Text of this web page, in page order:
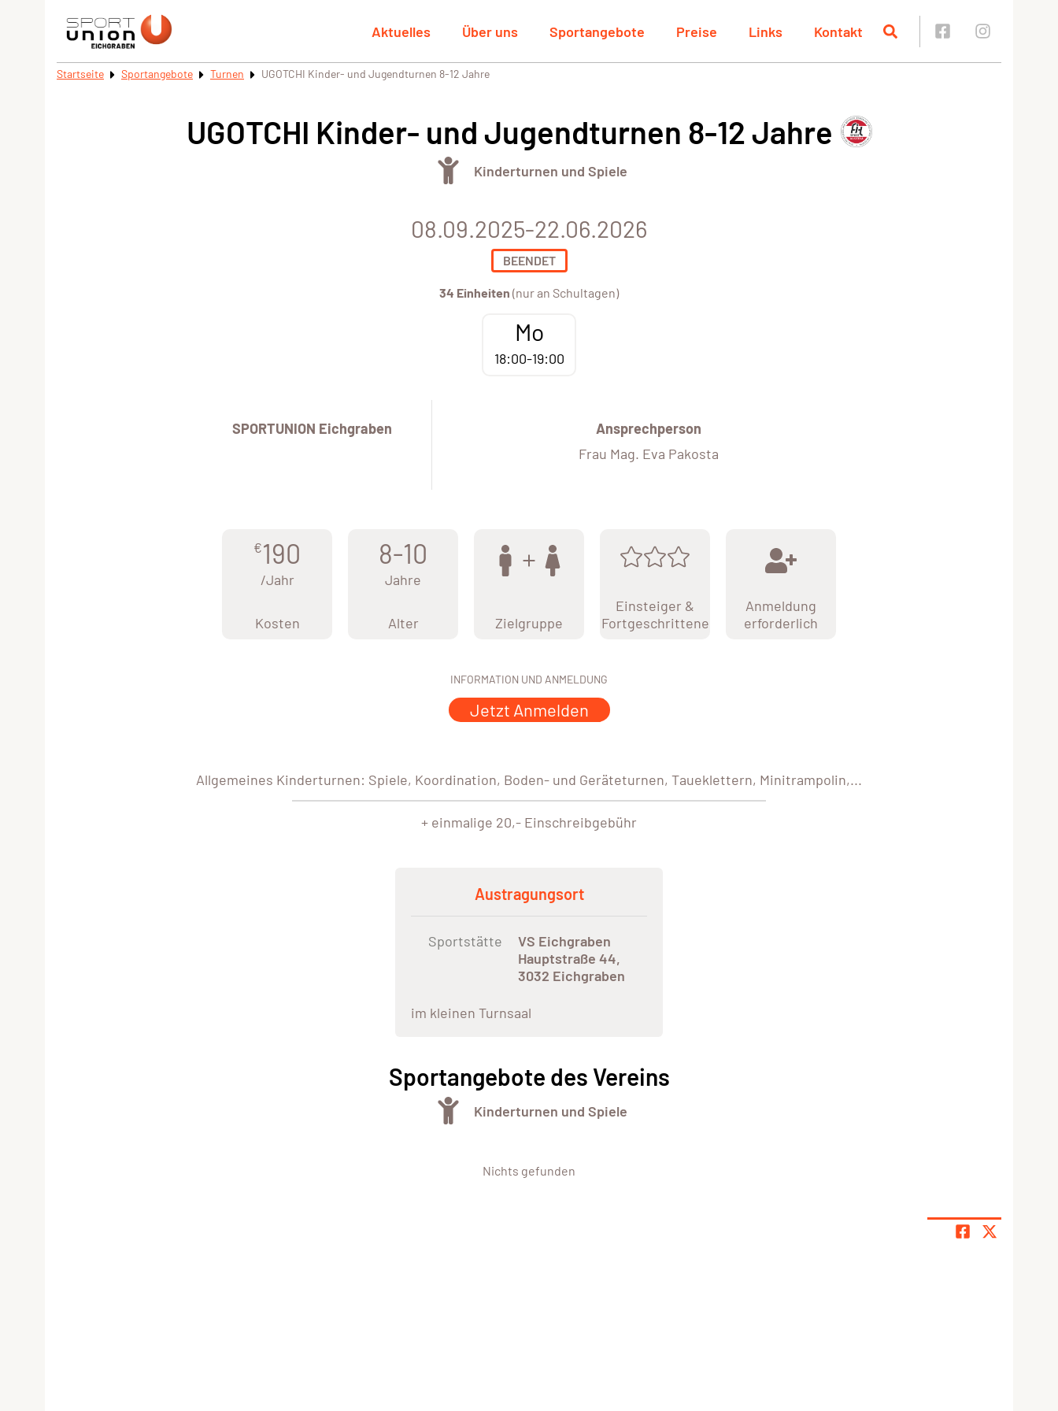
Aktuelles Über uns Sportangebote Preise Links Kontakt
Startseite Sportangebote Turnen UGOTCHI Kinder- und Jugendturnen 8-12 Jahre
UGOTCHI Kinder- und Jugendturnen 8-12 Jahre
Kinderturnen und Spiele
08.09.2025-22.06.2026
BEENDET
34 Einheiten (nur an Schultagen)
Mo
18:00-19:00
SPORTUNION Eichgraben
Ansprechperson
Frau Mag. Eva Pakosta
€190
/Jahr
Kosten
8-10
Jahre
Alter Zielgruppe
Einsteiger &
Fortgeschrittene
Anmeldung
erforderlich
INFORMATION UND ANMELDUNG
Jetzt Anmelden
Allgemeines Kinderturnen: Spiele, Koordination, Boden- und Geräteturnen, Taueklettern, Minitrampolin,...
+ einmalige 20,- Einschreibgebühr
Austragungsort
Sportstätte
VS Eichgraben
Hauptstraße 44,
3032 Eichgraben
im kleinen Turnsaal
Sportangebote des Vereins
Kinderturnen und Spiele
Nichts gefunden